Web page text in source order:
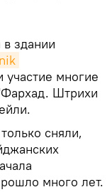
здании
участие многие
Штрихи
сняли,
много лет.